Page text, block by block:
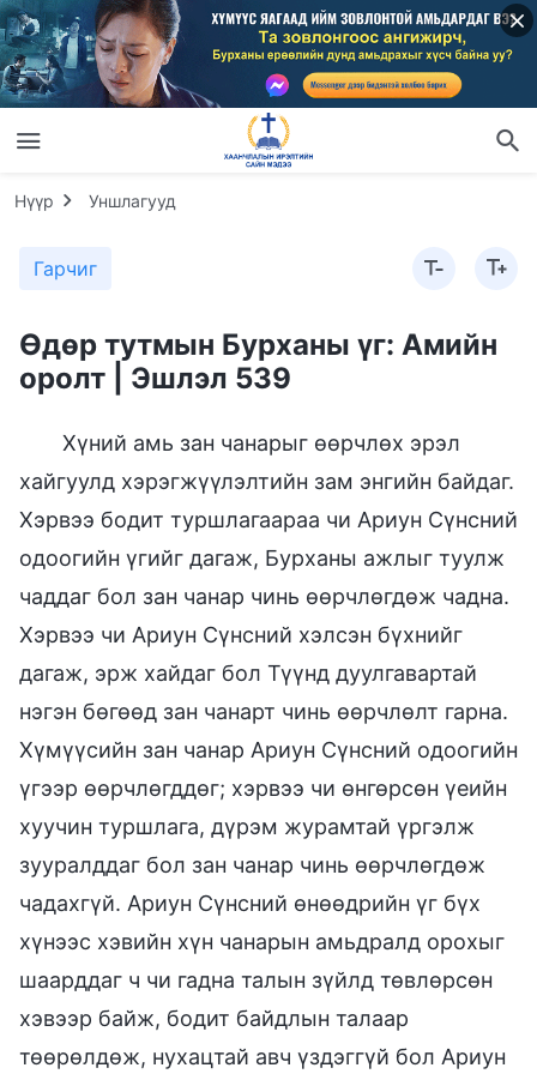
Нүүр Уншлагууд
Гарчиг
Өдөр тутмын Бурханы үг: Амийн
оролт | Эшлэл 539
Хүний амь зан чанарыг өөрчлөх эрэл
хайгуулд хэрэгжүүлэлтийн зам энгийн байдаг.
Хэрвээ бодит туршлагаараа чи Ариун Сүнсний
одоогийн үгийг дагаж, Бурханы ажлыг туулж
чаддаг бол зан чанар чинь өөрчлөгдөж чадна.
Хэрвээ чи Ариун Сүнсний хэлсэн бүхнийг
дагаж, эрж хайдаг бол Түүнд дуулгавартай
нэгэн бөгөөд зан чанарт чинь өөрчлөлт гарна.
Хүмүүсийн зан чанар Ариун Сүнсний одоогийн
үгээр өөрчлөгддөг; хэрвээ чи өнгөрсөн үеийн
хуучин туршлага, дүрэм журамтай үргэлж
зууралддаг бол зан чанар чинь өөрчлөгдөж
чадахгүй. Ариун Сүнсний өнөөдрийн үг бүх
хүнээс хэвийн хүн чанарын амьдралд орохыг
шаарддаг ч чи гадна талын зүйлд төвлөрсөн
хэвээр байж, бодит байдлын талаар
төөрөлдөж, нухацтай авч үздэггүй бол Ариун